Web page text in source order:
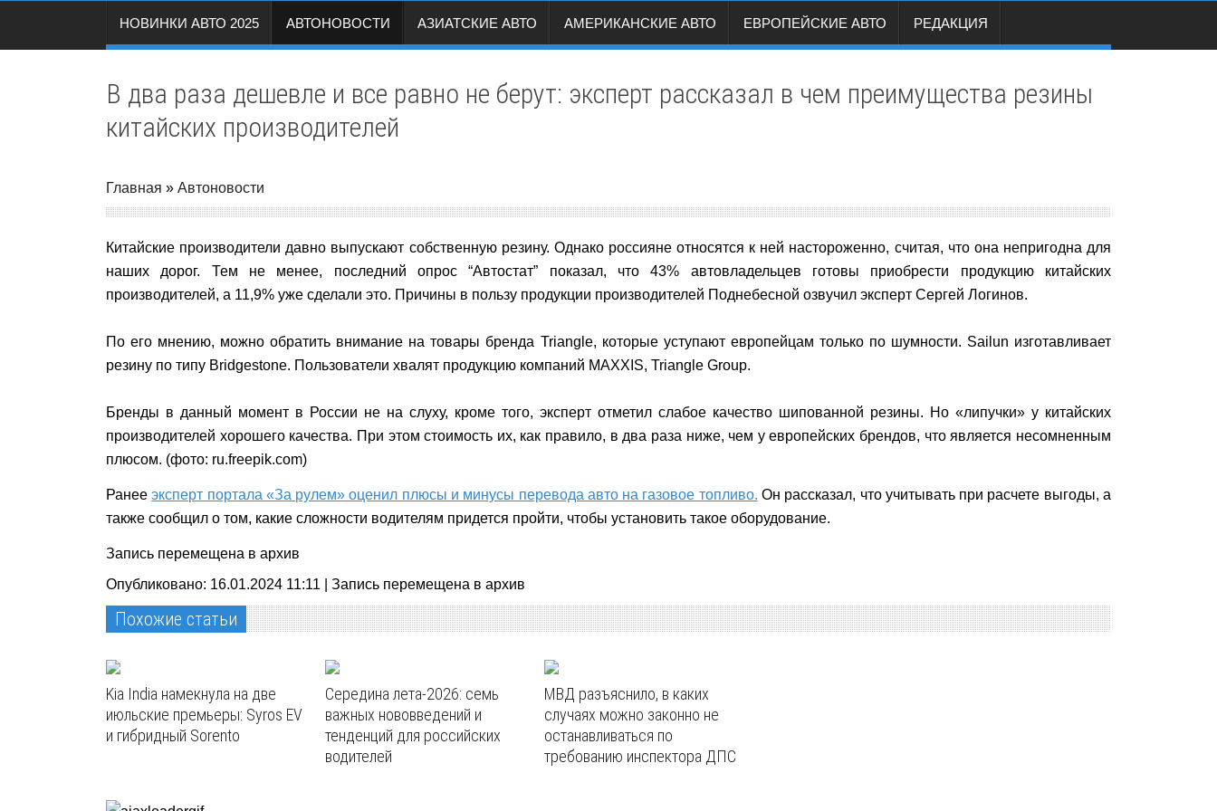
НОВИНКИ АВТО 2025 АВТОНОВОСТИ АЗИАТСКИЕ АВТО АМЕРИКАНСКИЕ АВТО ЕВРОПЕЙСКИЕ АВТО РЕДАКЦИЯ
В два раза дешевле и все равно не берут: эксперт рассказал в чем преимущества резины
китайских производителей
Главная » Автоновости
Китайские производители давно выпускают собственную резину. Однако россияне относятся к ней настороженно, считая, что она непригодна для
наших дорог. Тем не менее, последний опрос “Автостат” показал, что 43% автовладельцев готовы приобрести продукцию китайских
производителей, а 11,9% уже сделали это. Причины в пользу продукции производителей Поднебесной озвучил эксперт Сергей Логинов.
По его мнению, можно обратить внимание на товары бренда Triangle, которые уступают европейцам только по шумности. Sailun изготавливает
резину по типу Bridgestone. Пользователи хвалят продукцию компаний MAXXIS, Triangle Group.
Бренды в данный момент в России не на слуху, кроме того, эксперт отметил слабое качество шипованной резины. Но «липучки» у китайских
производителей хорошего качества. При этом стоимость их, как правило, в два раза ниже, чем у европейских брендов, что является несомненным
плюсом. (фото: ru.freepik.com)
Ранееэксперт портала «За рулем» оценил плюсы и минусы перевода авто на газовое топливо. Он рассказал, что учитывать при расчете выгоды, а
также сообщил о том, какие сложности водителям придется пройти, чтобы установить такое оборудование.
Запись перемещена в архив
Опубликовано: 16.01.2024 11:11 | Запись перемещена в архив
Похожие статьи
Kia India намекнула на две
июльские премьеры: Syros EV
и гибридный Sorento
Середина лета-2026: семь
важных нововведений и
тенденций для российских
водителей
МВД разъяснило, в каких
случаях можно законно не
останавливаться по
требованию инспектора ДПС